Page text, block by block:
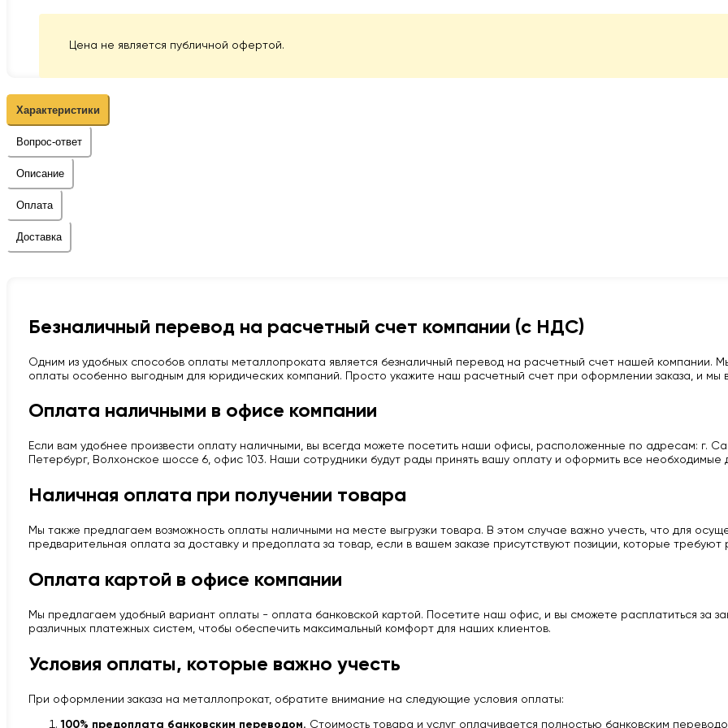
Цена не является публичной офертой.
Характеристики
Вопрос-ответ
Описание
Оплата
Доставка
Безналичный перевод на расчетный счет компании (с НДС)
Одним из удобных способов оплаты металлопроката является безналичный перевод на расчетный счет нашей компании.
оплаты особенно выгодным для юридических компаний. Просто укажите наш расчетный счет при оформлении заказа, и мы
Оплата наличными в офисе компании
Если вам удобнее произвести оплату наличными, вы всегда можете посетить наши офисы, расположенные по адресам: г.
Петербург, Волхонское шоссе 6, офис 103. Наши сотрудники будут рады принять вашу оплату и оформить все необходимые
Наличная оплата при получении товара
Мы также предлагаем возможность оплаты наличными на месте выгрузки товара. В этом случае важно учесть, что для
предварительная оплата за доставку и предоплата за товар, если в вашем заказе присутствуют позиции, которые
Оплата картой в офисе компании
Мы предлагаем удобный вариант оплаты - оплата банковской картой. Посетите наш офис, и вы сможете расплатиться за
различных платежных систем, чтобы обеспечить максимальный комфорт для наших клиентов.
Условия оплаты, которые важно учесть
При оформлении заказа на металлопрокат, обратите внимание на следующие условия оплаты:
100% предоплата банковским переводом. Стоимость товара и услуг оплачивается полностью банковским